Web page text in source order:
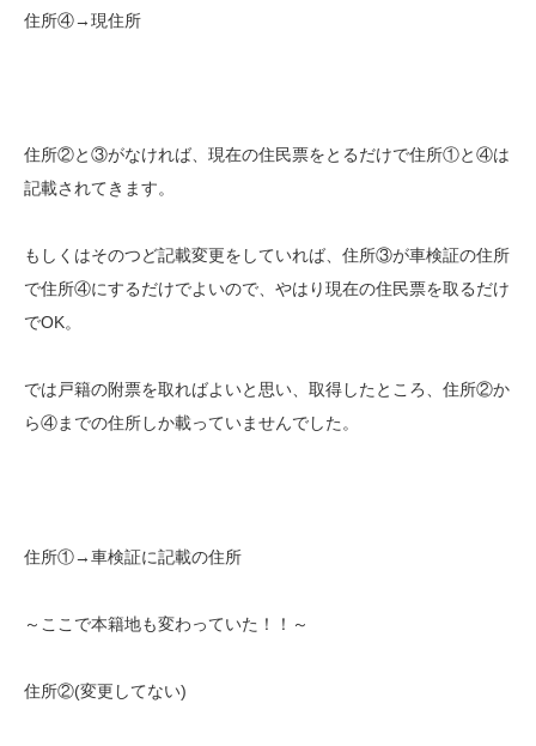
住所④→現住所
住所②と③がなければ、現在の住民票をとるだけで住所①と④は
記載されてきます。
もしくはそのつど記載変更をしていれば、住所③が車検証の住所
で住所④にするだけでよいので、やはり現在の住民票を取るだけ
でOK。
では戸籍の附票を取ればよいと思い、取得したところ、住所②か
ら④までの住所しか載っていませんでした。
住所①→車検証に記載の住所
～ここで本籍地も変わっていた！！～
住所②(変更してない)